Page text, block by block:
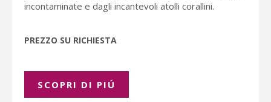
incontaminate e dagli incantevoli atolli corallini.
PREZZO SU RICHIESTA
SCOPRI DI PIÚ